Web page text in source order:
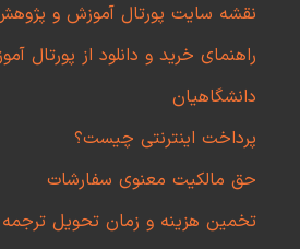
نقشه سایت پورتال آموزش و
راهنمای خرید و دانلود از پورتال
دانشگاهیان
پرداخت اینترنتی چیست؟
حق مالکیت معنوی سفارشات
تخمین هزینه و زمان تحویل ترجمه